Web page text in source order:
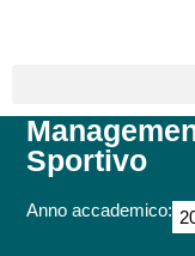
Sportivo
Anno accademico: